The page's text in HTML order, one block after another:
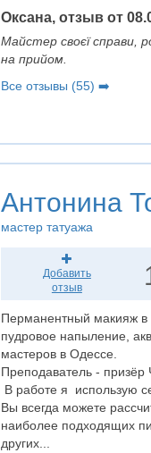
Оксана, отзыв от
Майстер своєї справи,
на прийом.
Все отзывы (55) ➡️
Антонина
мастер татуажа
Добавить
отзыв
Перманентный макияж в
пудровое напыление,
мастеров в Одессе.
Преподаватель -
В работе я использую
Вы всегда можете
наиболее подходящих
других...